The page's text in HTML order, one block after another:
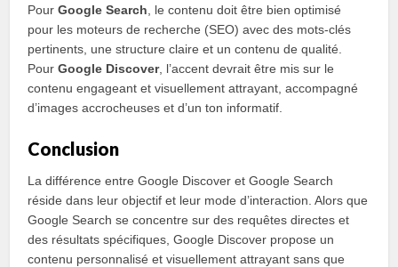
PourGoogle Search , le contenu doit être bien optimisé
pour les moteurs de recherche (SEO) avec des mots-clés
pertinents, une structure claire et un contenu de qualité.
PourGoogle Discover, l’accent devrait être mis sur le
contenu engageant et visuellement attrayant, accompagné
d’images accrocheuses et d’un ton informatif.
Conclusion
La différence entre Google Discover et Google Search
réside dans leur objectif et leur mode d’interaction. Alors que
Google Search se concentre sur des requêtes directes et
des résultats spécifiques, Google Discover propose un
contenu personnalisé et visuellement attrayant sans que